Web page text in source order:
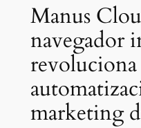
Manus
navegador
marketing